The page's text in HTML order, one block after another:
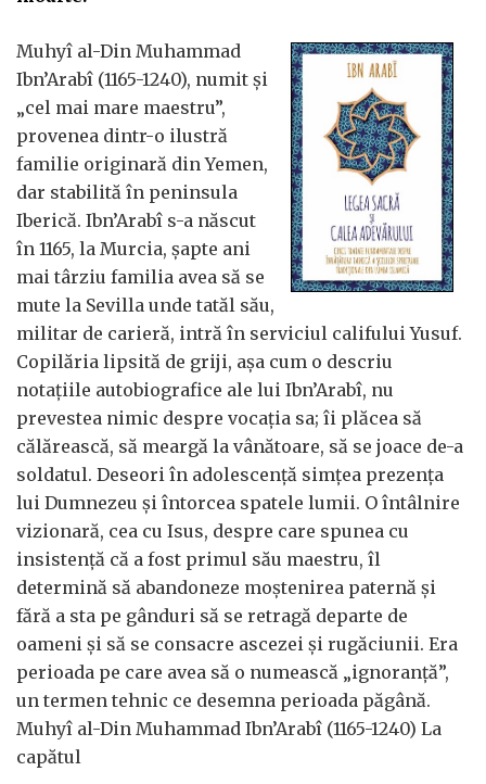
Muhyî al-Din Muhammad
Ibn’Arabî (1165-1240), numit și
„cel mai mare maestru”,
provenea dintr-o ilustră
familie originară din Yemen,
dar stabilită în peninsula
Iberică. Ibn’Arabî s-a născut
în 1165, la Murcia, șapte ani
mai târziu familia avea să se
mute la Sevilla unde tatăl său,
militar de carieră, intră în serviciul califului Yusuf.
Copilăria lipsită de griji, așa cum o descriu
notațiile autobiografice ale lui Ibn’Arabî, nu
prevestea nimic despre vocația sa; îi plăcea să
călărească, să meargă la vânătoare, să se joace de-a
soldatul. Deseori în adolescență simțea prezența
lui Dumnezeu și întorcea spatele lumii. O întâlnire
vizionară, cea cu Isus, despre care spunea cu
insistență că a fost primul său maestru, îl
determină să abandoneze moștenirea paternă și
fără a sta pe gânduri să se retragă departe de
oameni și să se consacre ascezei și rugăciunii. Era
perioada pe care avea să o numească „ignoranță”,
un termen tehnic ce desemna perioada păgână.
Muhyî al-Din Muhammad Ibn’Arabî (1165-1240) La
capătul